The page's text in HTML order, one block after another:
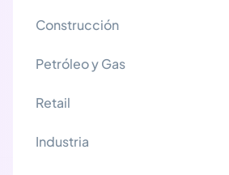
Construcción
Petróleo y Gas
Retail
Industria